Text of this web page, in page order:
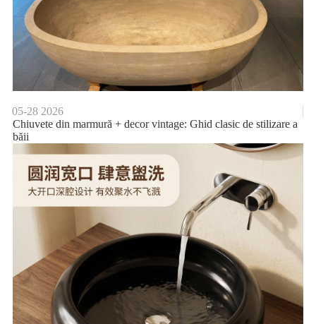
05-28 2026
Chiuvete din marmură + decor vintage: Ghid clasic de stilizare a
băii